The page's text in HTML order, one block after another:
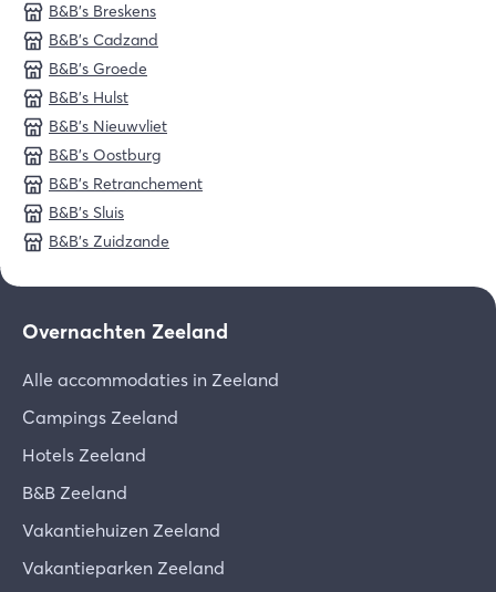
B&B's Breskens
B&B's Cadzand
B&B's Groede
B&B's Hulst
B&B's Nieuwvliet
B&B's Oostburg
B&B's Retranchement
B&B's Sluis
B&B's Zuidzande
Overnachten Zeeland
Alle accommodaties in Zeeland
Campings Zeeland
Hotels Zeeland
B&B Zeeland
Vakantiehuizen Zeeland
Vakantieparken Zeeland